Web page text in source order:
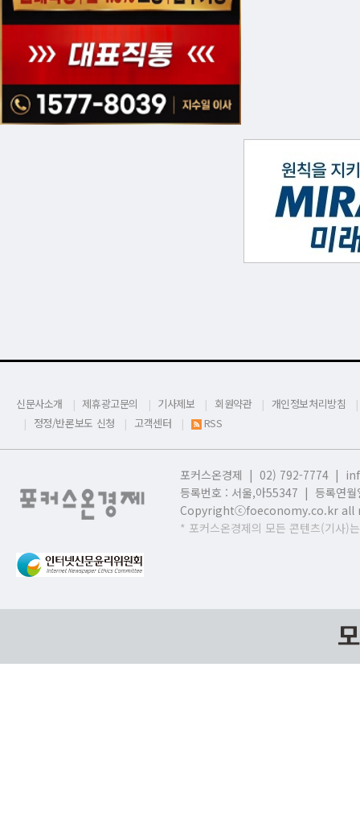
신문사소개 제휴광고문의 기사제보 회원약관
개인정보처리방침
정정/반론보도 신청
고객센터 RSS
포커스온경제 | 02) 792-7774 |
등록번호 : 서울,아55347 | 등록연
Copyrightⓒfoeconomy.co.kr all
* 포커스온경제의 모든 콘텐츠(기사)